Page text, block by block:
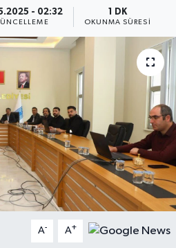
- 02:32 1 DK
OKUNMA SÜRESI
A- A+